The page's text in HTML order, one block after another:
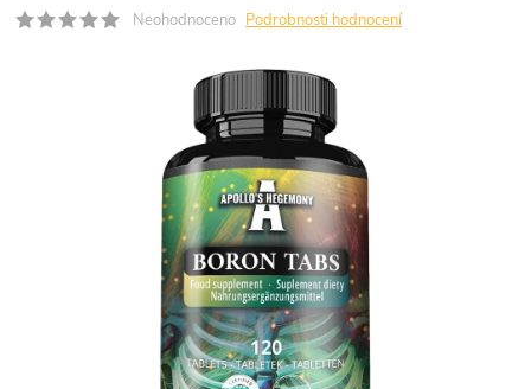
Neohodnoceno Podrobnosti hodnocení